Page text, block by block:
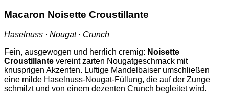
Macaron Noisette Croustillante
Haselnuss · Nougat · Crunch
Fein, ausgewogen und herrlich cremig: Noisette
Croustillante vereint zarten Nougatgeschmack mit
knusprigen Akzenten. Luftige Mandelbaiser umschließen
eine milde Haselnuss-Nougat-Füllung, die auf der Zunge
schmilzt und von einem dezenten Crunch begleitet wird.